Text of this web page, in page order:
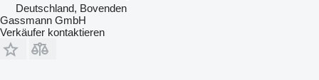
Deutschland, Bovenden
Gassmann GmbH
Verkäufer kontaktieren